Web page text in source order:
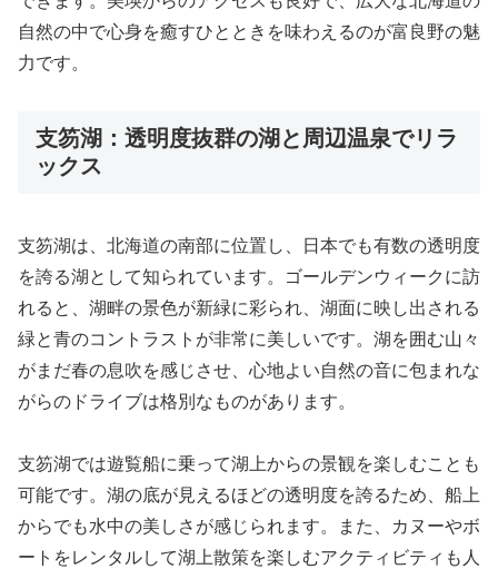
自然の中で心身を癒すひとときを味わえるのが富良野の魅
力です。
支笏湖：透明度抜群の湖と周辺温泉でリラ
ックス
支笏湖は、北海道の南部に位置し、日本でも有数の透明度
を誇る湖として知られています。ゴールデンウィークに訪
れると、湖畔の景色が新緑に彩られ、湖面に映し出される
緑と青のコントラストが非常に美しいです。湖を囲む山々
がまだ春の息吹を感じさせ、心地よい自然の音に包まれな
がらのドライブは格別なものがあります。
支笏湖では遊覧船に乗って湖上からの景観を楽しむことも
可能です。湖の底が見えるほどの透明度を誇るため、船上
からでも水中の美しさが感じられます。また、カヌーやボ
ートをレンタルして湖上散策を楽しむアクティビティも人